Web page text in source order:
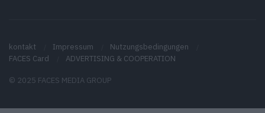
kontakt Impressum
Nutzungsbedingungen
FACES Card
ADVERTISING & COOPERATION
© 2025 FACES MEDIA GROUP